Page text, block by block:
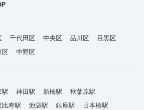
千代田区 中央区 品川区
目黒区
区 中野区
駅 神田駅 新橋駅
秋葉原駅
比寿駅 池袋駅 銀座駅
日本橋駅